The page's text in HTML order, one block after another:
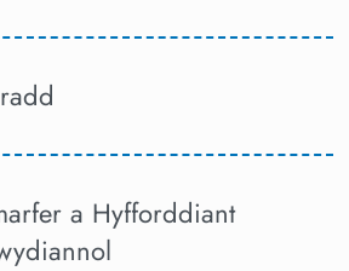
a Hyfforddiant